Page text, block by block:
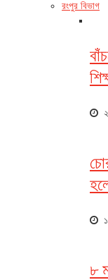
রংপুর বিভাগ
৮